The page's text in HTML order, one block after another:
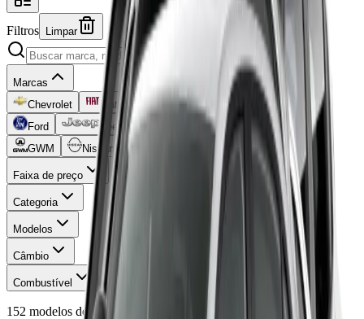
Filtros Limpar
Marcas
Chevrolet
Fiat Volkswagen Hyundai
BYD
Ford
Jeep BMW
Citroën
GWM
Nissan Renault
Faixa de preço
Categoria
Modelos
Câmbio
Combustível
152 modelos de veículos assinatura encontrado